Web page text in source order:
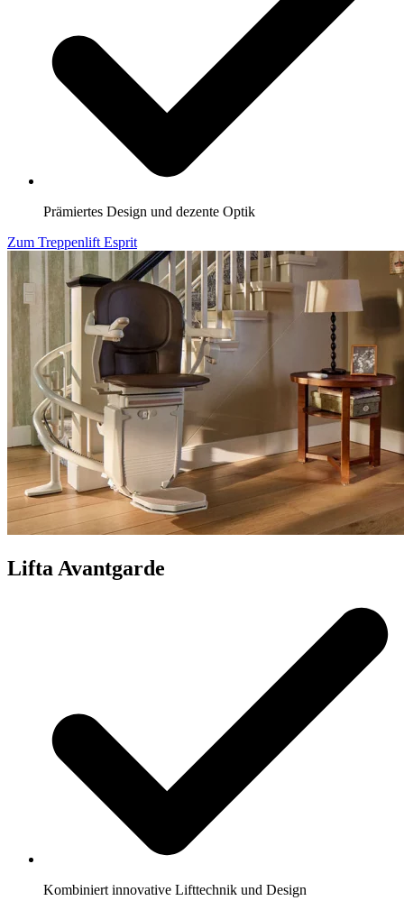
Prämiertes Design und dezente Optik
Zum Treppenlift Esprit
Lifta Avantgarde
Kombiniert innovative Lifttechnik und Design